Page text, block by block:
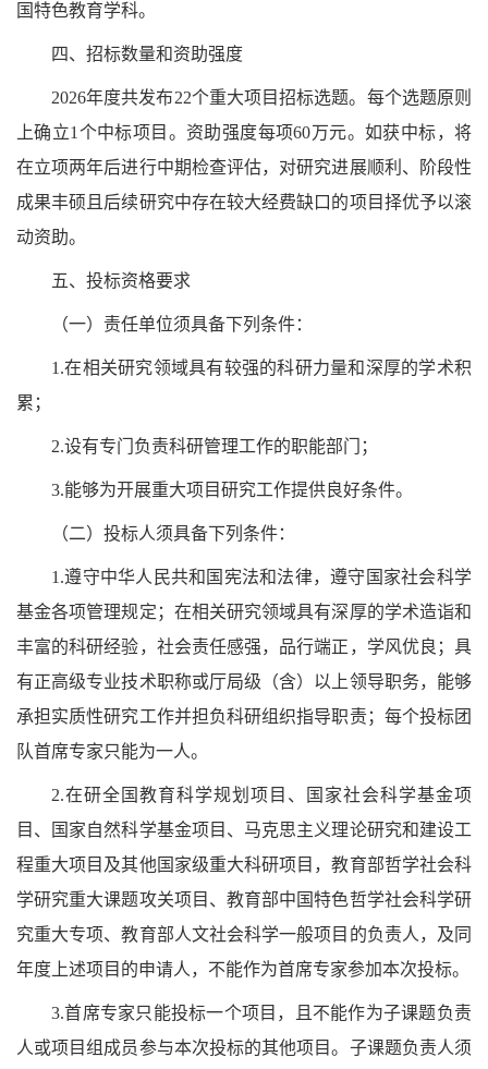
国特色教育学科。
四、招标数量和资助强度
2026年度共发布22个重大项目招标选题。每个选题原则
上确立1个中标项目。资助强度每项60万元。如获中标，将
在立项两年后进行中期检查评估，对研究进展顺利、阶段性
成果丰硕且后续研究中存在较大经费缺口的项目择优予以滚
动资助。
五、投标资格要求
（一）责任单位须具备下列条件：
1.在相关研究领域具有较强的科研力量和深厚的学术积
累；
2.设有专门负责科研管理工作的职能部门；
3.能够为开展重大项目研究工作提供良好条件。
（二）投标人须具备下列条件：
1.遵守中华人民共和国宪法和法律，遵守国家社会科学
基金各项管理规定；在相关研究领域具有深厚的学术造诣和
丰富的科研经验，社会责任感强，品行端正，学风优良；具
有正高级专业技术职称或厅局级（含）以上领导职务，能够
承担实质性研究工作并担负科研组织指导职责；每个投标团
队首席专家只能为一人。
2.在研全国教育科学规划项目、国家社会科学基金项
目、国家自然科学基金项目、马克思主义理论研究和建设工
程重大项目及其他国家级重大科研项目，教育部哲学社会科
学研究重大课题攻关项目、教育部中国特色哲学社会科学研
究重大专项、教育部人文社会科学一般项目的负责人，及同
年度上述项目的申请人，不能作为首席专家参加本次投标。
3.首席专家只能投标一个项目，且不能作为子课题负责
人或项目组成员参与本次投标的其他项目。子课题负责人须